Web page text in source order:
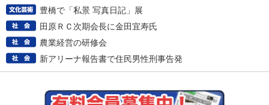
豊橋で「私景 写真日記」展
田原ＲＣ次期会長に金田宜寿氏
農業経営の研修会
新アリーナ報告書で住民男性刑事告発